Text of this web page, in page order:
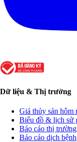
Dữ liệu & Thị trường
Giá thủy sản hôm
Biểu đồ & lịch sử
Báo cáo thị trường
Báo cáo dịch bệnh